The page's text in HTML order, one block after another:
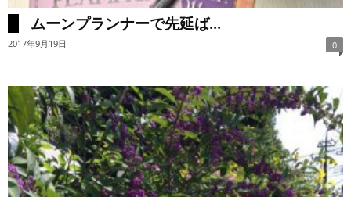
ムーンプランナーで先延ば...
2017年9月19日 0